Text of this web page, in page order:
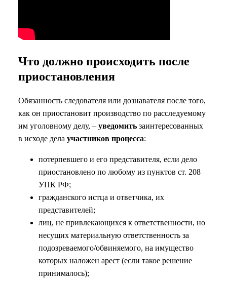
Что должно происходить после
приостановления
Обязанность следователя или дознавателя после того,
как он приостановит производство по расследуемому
им уголовному делу, – уведомить заинтересованных
в исходе дела участников процесса:
потерпевшего и его представителя, если дело
приостановлено по любому из пунктов ст. 208
УПК РФ;
гражданского истца и ответчика, их
представителей;
лиц, не привлекающихся к ответственности, но
несущих материальную ответственность за
подозреваемого/обвиняемого, на имущество
которых наложен арест (если такое решение
принималось);